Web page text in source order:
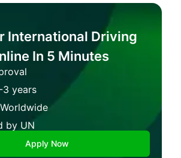
International Driving
In 5 Minutes
3 years
by UN
Apply Now